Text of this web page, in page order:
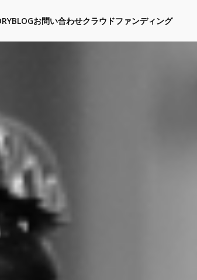
BLOGお問い合わせクラウドファンディング